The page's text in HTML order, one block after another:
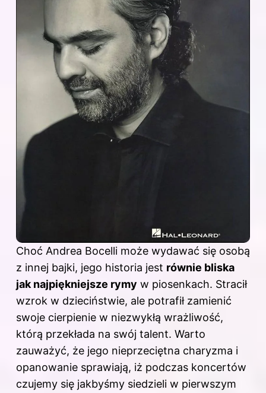
Choć Andrea Bocelli może wydawać się osobą
z innej bajki, jego historia jest równie bliska
jak najpiękniejsze rymy w piosenkach. Stracił
wzrok w dzieciństwie, ale potrafił zamienić
swoje cierpienie w niezwykłą wrażliwość,
którą przekłada na swój talent. Warto
zauważyć, że jego nieprzeciętna charyzma i
opanowanie sprawiają, iż podczas koncertów
czujemy się jakbyśmy siedzieli w pierwszym